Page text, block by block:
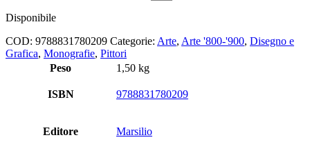
Disponibile
COD: 9788831780209 Categorie: Arte, Arte '800-'900, Disegno e
Grafica, Monografie, Pittori
Peso
1,50 kg
ISBN 9788831780209
Editore Marsilio